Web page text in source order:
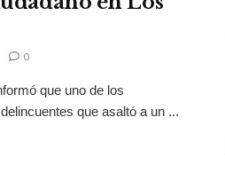
0
que uno de los
que asaltó a un ...